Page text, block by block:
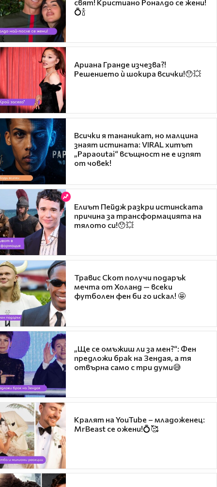
свят! Кристиано Роналдо се жени!
💍🍾
Ариана Гранде изчезва?!
Решението ѝ шокира всички!😯💥
Всички я тананикат, но малцина
знаят истината: VIRAL хитът
„Papaoutai“ всъщност не е изпят
от човек!
Елиът Пейдж разкри истинската
причина за трансформацията на
тялото си!😯💥
Травис Скот получи подарък
мечта от Холанд — всеки
футболен фен би го искал! 🤩
„Ще се омъжиш ли за мен?“: Фен
предложи брак на Зендая, а тя
отвърна само с три думи😅
Кралят на YouTube – младоженец:
MrBeast се ожени!💍🥰